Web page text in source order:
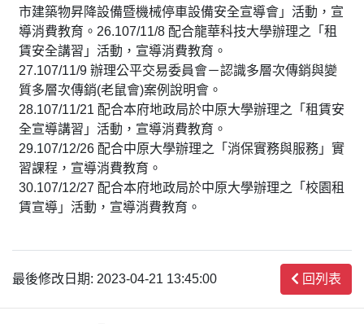
市建築物昇降設備暨機械停車設備安全宣導會」活動，宣
導消費教育。26.107/11/8 配合龍華科技大學辦理之「租
賃安全講習」活動，宣導消費教育。
27.107/11/9 辦理公平交易委員會－認識多層次傳銷與變
質多層次傳銷(老鼠會)案例說明會。
28.107/11/21 配合本府地政局於中原大學辦理之「租賃安
全宣導講習」活動，宣導消費教育。
29.107/12/26 配合中原大學辦理之「消保實務與服務」實
習課程，宣導消費教育。
30.107/12/27 配合本府地政局於中原大學辦理之「校園租
賃宣導」活動，宣導消費教育。
最後修改日期: 2023-04-21 13:45:00 回列表